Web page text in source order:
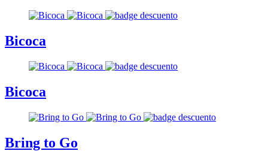
Bicoca
Bicoca
Bring to Go